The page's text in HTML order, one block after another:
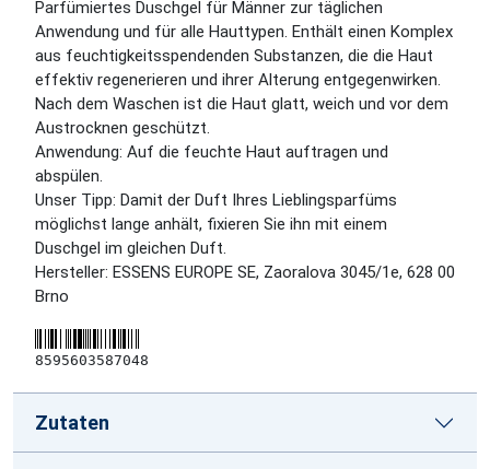
Parfümiertes Duschgel für Männer zur täglichen
Anwendung und für alle Hauttypen. Enthält einen Komplex
aus feuchtigkeitsspendenden Substanzen, die die Haut
effektiv regenerieren und ihrer Alterung entgegenwirken.
Nach dem Waschen ist die Haut glatt, weich und vor dem
Austrocknen geschützt.
Anwendung: Auf die feuchte Haut auftragen und
abspülen.
Unser Tipp: Damit der Duft Ihres Lieblingsparfüms
möglichst lange anhält, fixieren Sie ihn mit einem
Duschgel im gleichen Duft.
Hersteller: ESSENS EUROPE SE, Zaoralova 3045/1e, 628 00
Brno
8595603587048
Zutaten